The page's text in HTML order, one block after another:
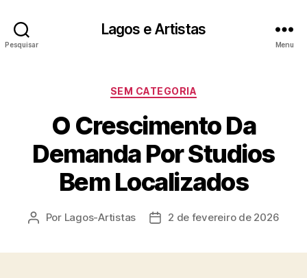
Pesquisar
Lagos e Artistas
Menu
Categorias
SEM CATEGORIA
O Crescimento Da
Demanda Por Studios
Bem Localizados
Autor
Por Lagos-Artistas
Data2 de fevereiro de 2026